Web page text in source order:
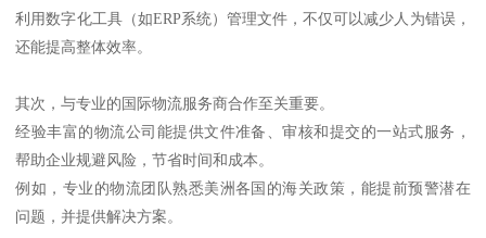
利用数字化工具（如ERP系统）管理文件，不仅可以减少人为错误，
还能提高整体效率。
其次，与专业的国际物流服务商合作至关重要。
经验丰富的物流公司能提供文件准备、审核和提交的一站式服务，
帮助企业规避风险，节省时间和成本。
例如，专业的物流团队熟悉美洲各国的海关政策，能提前预警潜在
问题，并提供解决方案。